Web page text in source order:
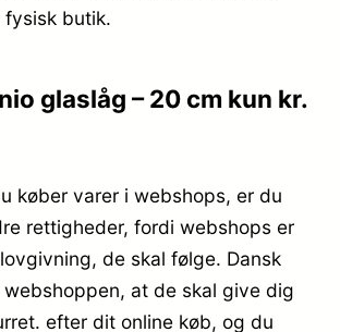
butik.
glaslåg – 20 cm kun kr.
køber varer i webshops, er du
rettigheder, fordi webshops er
de skal følge. Dansk
at de skal give dig
efter dit online køb, og du